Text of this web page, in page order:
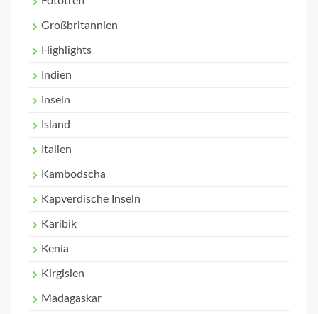
Großbritannien
Highlights
Indien
Inseln
Island
Italien
Kambodscha
Kapverdische Inseln
Karibik
Kenia
Kirgisien
Madagaskar